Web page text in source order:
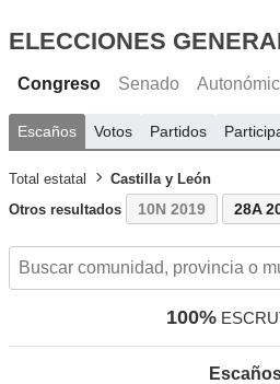
ELECCIONES
Congreso Senado
Escaños Votos Partidos
Total estatal
Castilla y León
Otros resultados
10N 2019 28A
100%